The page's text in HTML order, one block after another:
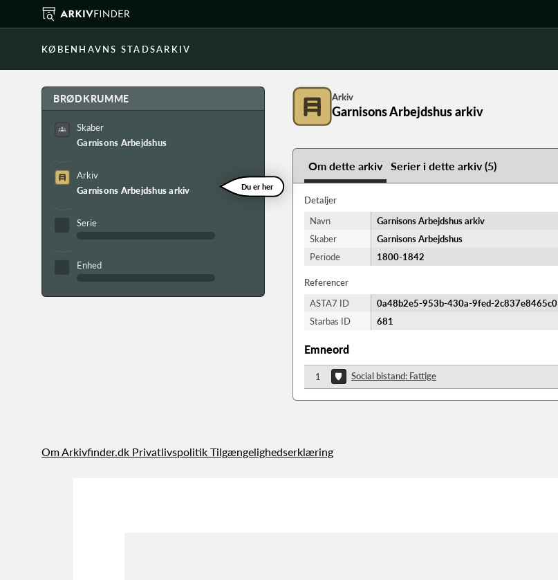
KØBENHAVNS STADSARKIV
BRØDKRUMME
Skaber
Garnisons Arbejdshus
Arkiv
Garnisons Arbejdshus arkiv
Du er her
Serie
Enhed
Arkiv
Garnisons Arbejdshus arkiv
Om dette arkiv Serier i dette arkiv (5)
Detaljer
Navn
Garnisons Arbejdshus arkiv
Skaber
Garnisons Arbejdshus
Periode
1800-​1842
Referencer
ASTA7 ID
0a48b2e5-953b-430a-9fed-2c837e8465c0
Starbas ID
681
Emneord
1 Social bistand: Fattige
Om Arkivfinder.dk Privatlivspolitik Tilgængelighedserklæring